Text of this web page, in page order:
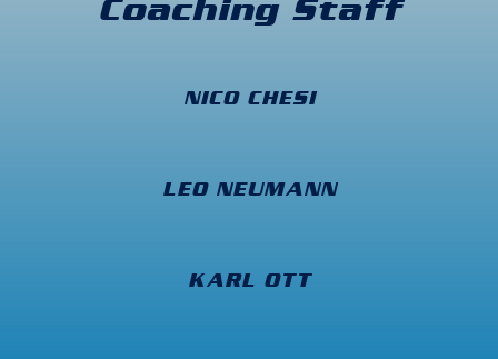
Coaching Staff
NICO CHESI
LEO NEUMANN
KARL OTT